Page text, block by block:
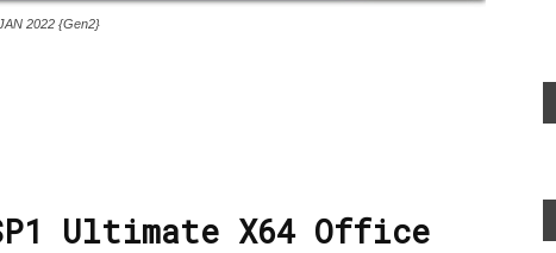
2022 {Gen2}
Ultimate X64 Office